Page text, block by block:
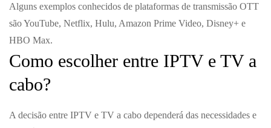
Alguns exemplos conhecidos de plataformas de transmissão OTT
são YouTube, Netflix, Hulu, Amazon Prime Video, Disney+ e
HBO Max.
Como escolher entre IPTV e TV a
cabo?
A decisão entre IPTV e TV a cabo dependerá das necessidades e